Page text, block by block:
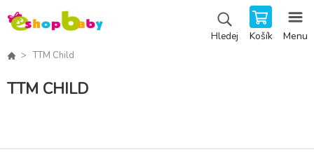
Hledej Košík Menu
TTM Child
TTM CHILD